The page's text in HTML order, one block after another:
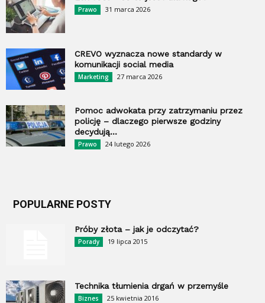
Prawo 31 marca 2026
CREVO wyznacza nowe standardy w
komunikacji social media
Marketing 27 marca 2026
Pomoc adwokata przy zatrzymaniu przez
policję – dlaczego pierwsze godziny
decydują...
Prawo 24 lutego 2026
POPULARNE POSTY
Próby złota – jak je odczytać?
Porady 19 lipca 2015
Technika tłumienia drgań w przemyśle
Biznes 25 kwietnia 2016